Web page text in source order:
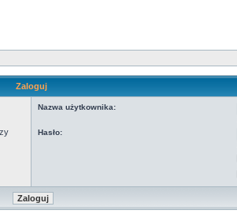
Zaloguj
Nazwa użytkownika:
Hasło: